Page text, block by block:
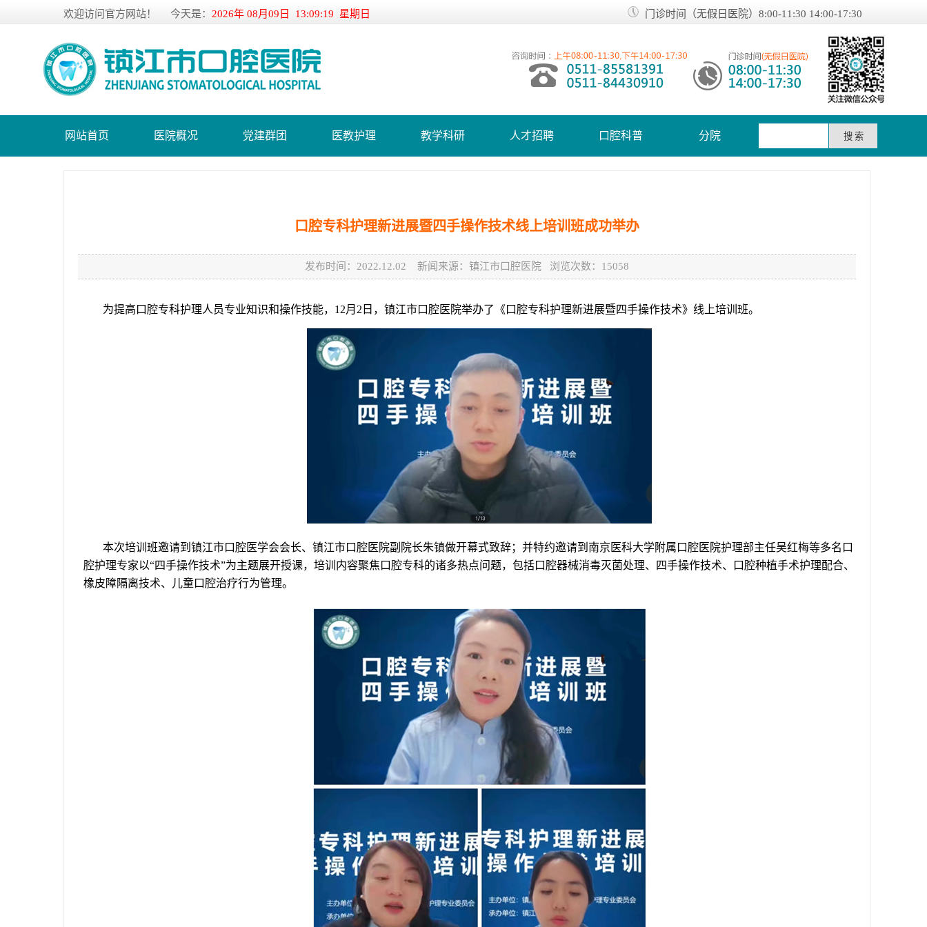
欢迎访问官方网站！ 今天是： 2026年 08月09日 13:09:19 星期日 门诊时间（无假日医院）8:00-11:30 14:00-17:30
网站首页 医院概况 党建群团 医教护理 教学科研 人才招聘 口腔科普 分院
口腔专科护理新进展暨四手操作技术线上培训班成功举办
发布时间：2022.12.02 新闻来源：镇江市口腔医院 浏览次数：15058
为提高口腔专科护理人员专业知识和操作技能， 12月 2 日，镇江市口腔医院举办了《口腔专科护理新进展暨四手操作技术》线上培训班。
本次培训班邀请到镇江市口腔医学会会长、镇江市口腔医院副院长朱镇做开幕式致辞；并特约邀请到南京医科大学附属口腔医院护理部主任吴红梅等多名口
腔护理专家以“四手操作技术”为主题展开授课，培训内容聚焦口腔专科的诸多热点问题，包括口腔器械消毒灭菌处理、四手操作技术、口腔种植手术护理配合、
橡皮障隔离技术、儿童口腔治疗行为管理。